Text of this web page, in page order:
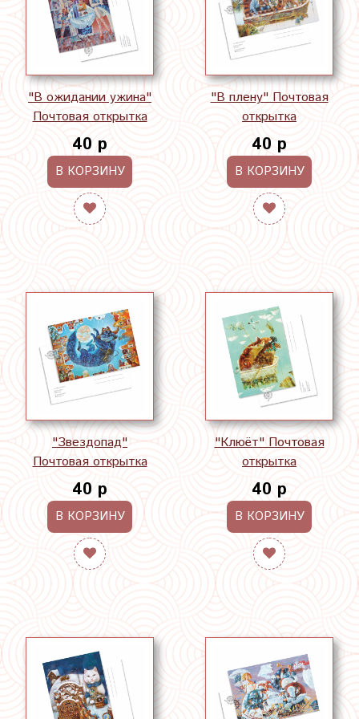
"В ожидании ужина"
Почтовая открытка
40 р
В КОРЗИНУ
"В плену" Почтовая
открытка
40 р
В КОРЗИНУ
"Звездопад"
Почтовая открытка
40 р
В КОРЗИНУ
"Клюёт" Почтовая
открытка
40 р
В КОРЗИНУ